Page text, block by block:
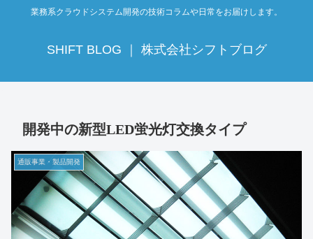
業務系クラウドシステム開発の技術コラムや日常をお届けします。
SHIFT BLOG ｜ 株式会社シフトブログ
開発中の新型LED蛍光灯交換タイプ
通販事業・製品開発